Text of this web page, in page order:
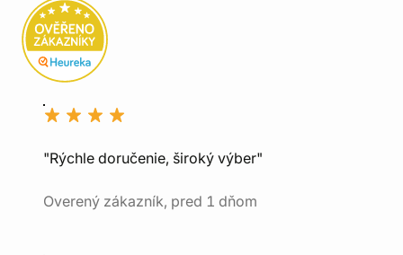
"Rýchle doručenie, široký výber"
Overený zákazník, pred 1 dňom